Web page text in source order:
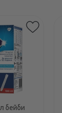
бейби